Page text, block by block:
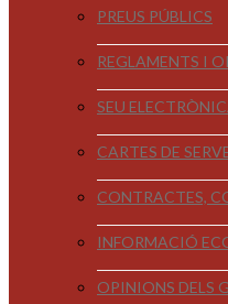
PREUS PÚBLICS
REGLAMENTS I
SEU
CARTES DE
CONTRACTES,
INFORMACIÓ
OPINIONS DELS